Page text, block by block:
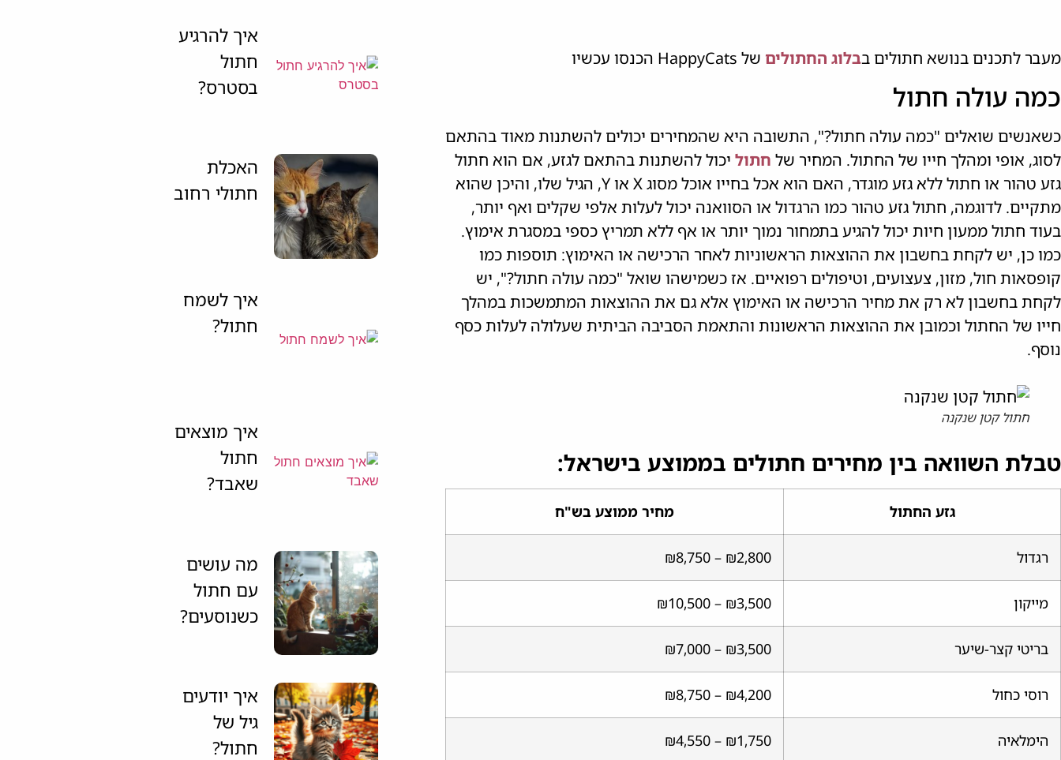
מעבר לתכנים בנושא חתולים בבלוג החתולים של HappyCats הכנסו עכשיו
כמה עולה חתול
כשאנשים שואלים "כמה עולה חתול?", התשובה היא שהמחירים יכולים להשתנות מאוד בהתאם
לסוג, אופי ומהלך חייו של החתול. המחיר של חתול יכול להשתנות בהתאם לגזע, אם הוא חתול
גזע טהור או חתול ללא גזע מוגדר, האם הוא אכל בחייו אוכל מסוג X או Y, הגיל שלו, והיכן שהוא
מתקיים. לדוגמה, חתול גזע טהור כמו הרגדול או הסוואנה יכול לעלות אלפי שקלים ואף יותר,
בעוד חתול ממעון חיות יכול להגיע בתמחור נמוך יותר או אף ללא תמריץ כספי במסגרת אימוץ.
כמו כן, יש לקחת בחשבון את ההוצאות הראשוניות לאחר הרכישה או האימוץ: תוספות כמו
קופסאות חול, מזון, צעצועים, וטיפולים רפואיים. אז כשמישהו שואל "כמה עולה חתול?", יש
לקחת בחשבון לא רק את מחיר הרכישה או האימוץ אלא גם את ההוצאות המתמשכות במהלך
חייו של החתול וכמובן את ההוצאות הראשונות והתאמת הסביבה הביתית שעלולה לעלות כסף
נוסף.
חתול קטן שנקנה
טבלת השוואה בין מחירים חתולים בממוצע בישראל:
גזע החתול מחיר ממוצע בש"ח
רגדול ₪2,800 – ₪8,750
מייקון ₪3,500 – ₪10,500
בריטי קצר-שיער ₪3,500 – ₪7,000
רוסי כחול ₪4,200 – ₪8,750
הימלאיה ₪1,750 – ₪4,550
איך להרגיע
חתול
בסטרס?
האכלת
חתולי רחוב
איך לשמח
חתול?
איך מוצאים
חתול
שאבד?
מה עושים
עם חתול
כשנוסעים?
איך יודעים
גיל של
חתול?